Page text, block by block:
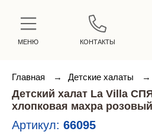
МЕНЮ КОНТАКТЫ
Главная → Детские халаты →
Детский халат La Villa
хлопковая махра
Артикул: 66095